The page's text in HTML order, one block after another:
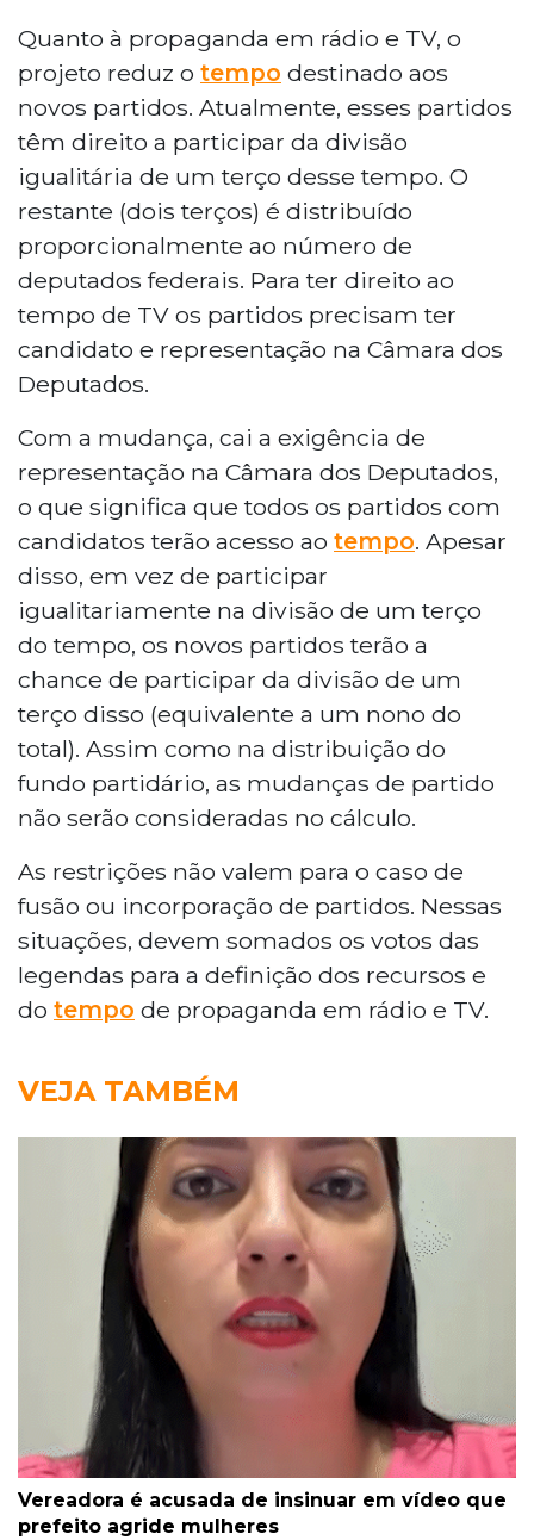
Quanto à propaganda em rádio e TV, o
projeto reduz o tempo destinado aos
novos partidos. Atualmente, esses partidos
têm direito a participar da divisão
igualitária de um terço desse tempo. O
restante (dois terços) é distribuído
proporcionalmente ao número de
deputados federais. Para ter direito ao
tempo de TV os partidos precisam ter
candidato e representação na Câmara dos
Deputados.
Com a mudança, cai a exigência de
representação na Câmara dos Deputados,
o que significa que todos os partidos com
candidatos terão acesso ao tempo. Apesar
disso, em vez de participar
igualitariamente na divisão de um terço
do tempo, os novos partidos terão a
chance de participar da divisão de um
terço disso (equivalente a um nono do
total). Assim como na distribuição do
fundo partidário, as mudanças de partido
não serão consideradas no cálculo.
As restrições não valem para o caso de
fusão ou incorporação de partidos. Nessas
situações, devem somados os votos das
legendas para a definição dos recursos e
do tempo de propaganda em rádio e TV.
VEJA TAMBÉM
Vereadora é acusada de insinuar em vídeo que
prefeito agride mulheres